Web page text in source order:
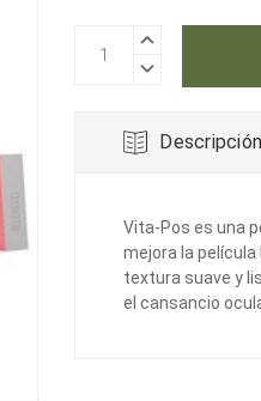
AUMENTAR
DISMINUIR
CANTIDAD:
Vita-Pos es una
mejora la
textura suave y
el cansancio